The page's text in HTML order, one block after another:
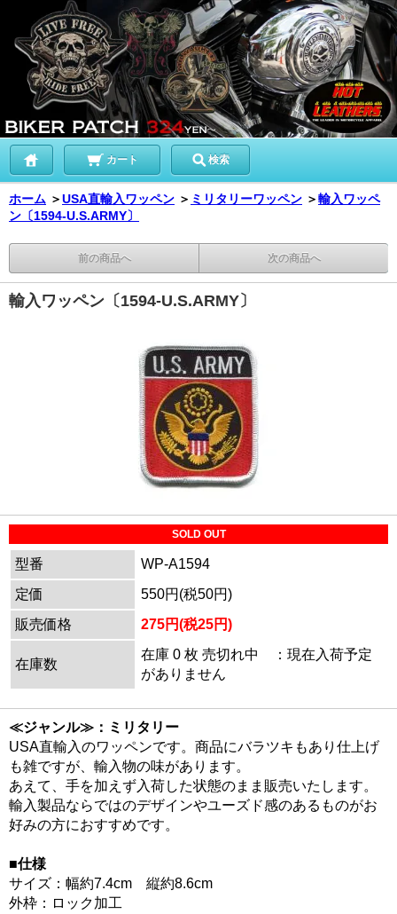
カート 検索
ホーム ＞USA直輸入ワッペン ＞ ミリタリーワッペン ＞輸入ワッペ
ン〔1594-U.S.ARMY〕
前の商品へ 次の商品へ
輸入ワッペン〔1594-U.S.ARMY〕
SOLD OUT
型番
WP-A1594
定価
550円(税50円)
販売価格
275円(税25円)
在庫数
在庫 0 枚 売切れ中 ：現在入荷予定
がありません
≪ジャンル≫：ミリタリー
USA直輸入のワッペンです。商品にバラツキもあり仕上げ
も雑ですが、輸入物の味があります。
あえて、手を加えず入荷した状態のまま販売いたします。
輸入製品ならではのデザインやユーズド感のあるものがお
好みの方におすすめです。
■仕様
サイズ：幅約7.4cm 縦約8.6cm
外枠：ロック加工